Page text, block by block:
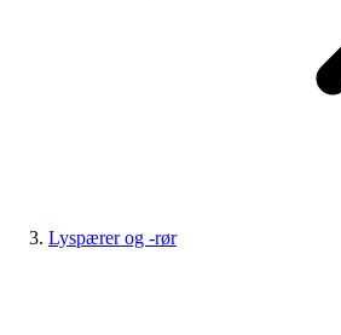
Lyspærer og -rør